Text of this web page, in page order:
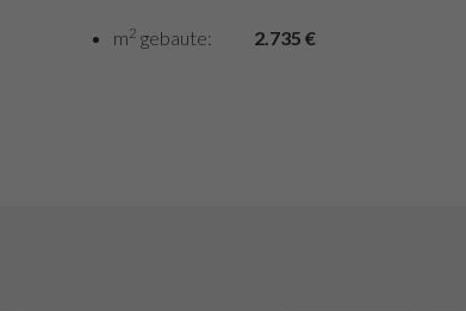
m2 gebaute: 2.735 €